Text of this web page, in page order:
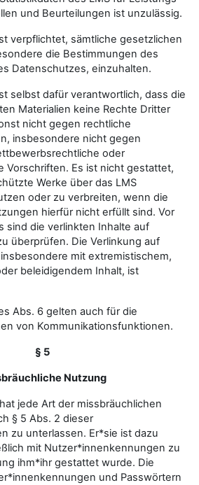
und Beurteilungen ist unzulässig.
verpflichtet, sämtliche gesetzlichen
die Bestimmungen des
Datenschutzes, einzuhalten.
selbst dafür verantwortlich, dass die
Materialien keine Rechte Dritter
nicht gegen rechtliche
insbesondere nicht gegen
oder
Vorschriften. Es ist nicht gestattet,
Werke über das LMS
oder zu verbreiten, wenn die
hierfür nicht erfüllt sind. Vor
sind die verlinkten Inhalte auf
überprüfen. Die Verlinkung auf
mit extremistischem,
beleidigendem Inhalt, ist
Abs. 6 gelten auch für die
von Kommunikationsfunktionen.
§ 5
Nutzung
jede Art der missbräuchlichen
§ 5 Abs. 2 dieser
zu unterlassen. Er*sie ist dazu
mit Nutzer*innenkennungen zu
ihm*ihr gestattet wurde. Die
und Passwörtern